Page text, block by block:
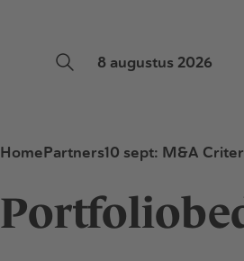
8 augustus 2026
HomePartners10 sept: M&A